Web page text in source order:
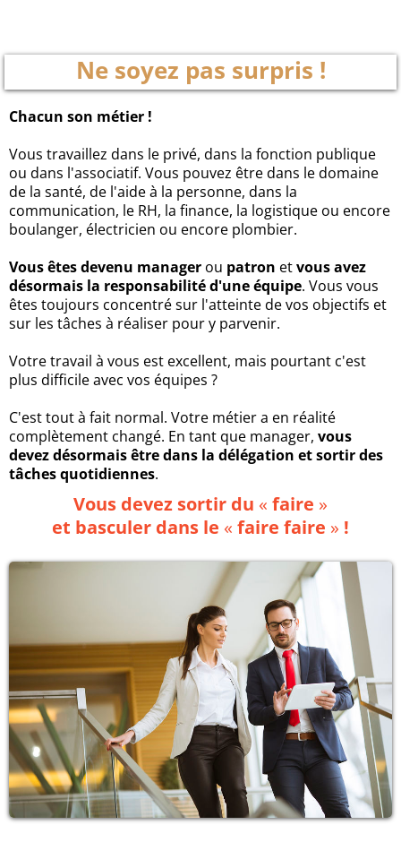
Ne soyez pas surpris !
Chacun son métier !
Vous travaillez dans le privé, dans la fonction publique
ou dans l'associatif. Vous pouvez être dans le domaine
de la santé, de l'aide à la personne, dans la
communication, le RH, la finance, la logistique ou encore
boulanger, électricien ou encore plombier.
Vous êtes devenu manager ou patron etvous avez
désormais la responsabilité d'une équipe. Vous vous
êtes toujours concentré sur l'atteinte de vos objectifs et
sur les tâches à réaliser pour y parvenir.
Votre travail à vous est excellent, mais pourtant c'est
plus difficile avec vos équipes ?
C'est tout à fait normal. Votre métier a en réalité
complètement changé. En tant que manager, vous
devez désormais être dans la délégation et sortir des
tâches quotidiennes.
Vous devez sortir du « faire »
et basculer dans le « faire faire » !